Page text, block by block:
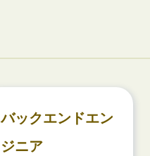
バックエンドエン
ジニア